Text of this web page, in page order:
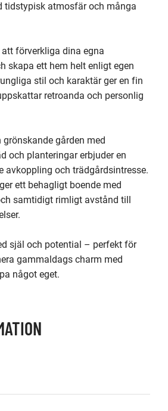
tidstypisk atmosfär och många
förverkliga dina egna
skapa ett hem helt enligt egen
stil och karaktär ger en fin
retroanda och personlig
gården med
och planteringar erbjuder en
avkoppling och trädgårdsintresse.
ett behagligt boende med
samtidigt rimligt avstånd till
själ och potential – perfekt för
gammaldags charm med
något eget.